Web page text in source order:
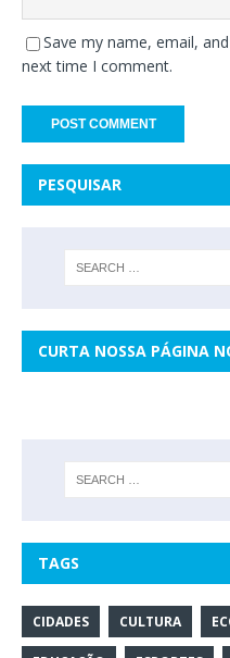
Save my name, email,
next time I comment.
PESQUISAR
CURTA NOSSA PÁGINA
TAGS
CIDADES CULTURA